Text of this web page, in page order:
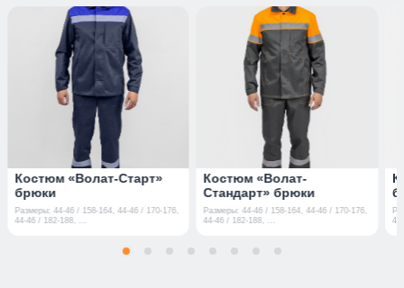
Костюм «Волат-Старт»
брюки
Размеры: 44-46 / 158-164, 44-46 / 170-176,
44-46 / 182-188, ...
Костюм «Волат-
Стандарт» брюки
Размеры: 44-46 / 158-164, 44-46 / 170-176,
44-46 / 182-188, ...